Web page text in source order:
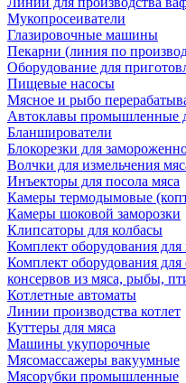
Мукопросеиватели
Глазировочные машины
Пекарни (линия по
Оборудование для
Пищевые насосы
Мясное и рыбо
Автоклавы промышленные
Бланширователи
Блокорезки для
Волчки для измельчения
Инъекторы для посола мяса
Камеры термодымовые
Камеры шоковой заморозки
Клипсаторы для колбасы
Комплект оборудования для
Комплект оборудования
консервов из мяса, рыбы,
Котлетные автоматы
Линии производства котлет
Куттеры для мяса
Машины укупорочные
Мясомассажеры вакуумные
Мясорубки промышленные